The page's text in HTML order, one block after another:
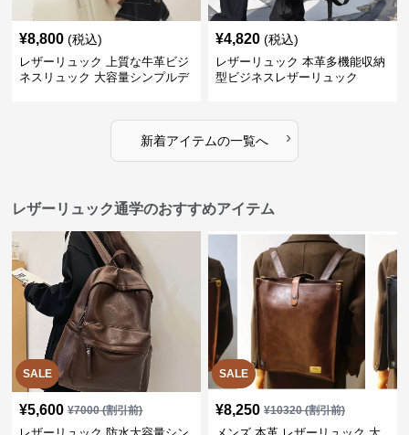
¥8,800 (税込)
レザーリュック 上質な牛革ビジ
ネスリュック 大容量シンプルデ
¥4,820 (税込)
レザーリュック 本革多機能収納
型ビジネスレザーリュック
新着アイテムの一覧へ ›
レザーリュック通学のおすすめアイテム
SALE
¥5,600 ¥7000(割引前)
SALE
¥8,250 ¥10320(割引前)